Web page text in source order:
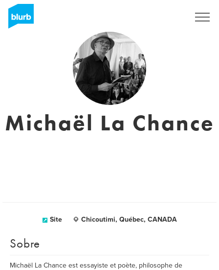
Michaël La Chance
Site Chicoutimi, Québec, CANADA
Sobre
Michaël La Chance est essayiste et poète, philosophe de